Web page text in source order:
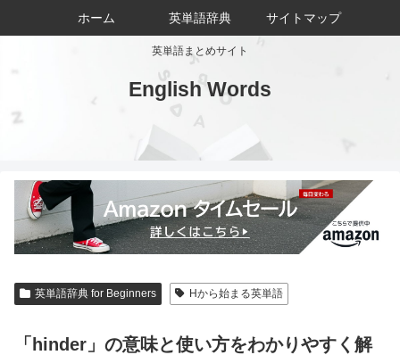
英単語まとめサイト
English Words
ホーム 英単語辞典 サイトマップ
英単語辞典 for Beginners Hから始まる英単語
「hinder」の意味と使い方をわかりやすく解